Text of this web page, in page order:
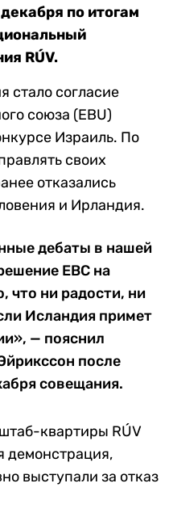
​​по итогам
RÚV.
стало согласие
союза (EBU)
Израиль. По
своих
отказались
и Ирландия.
дебаты в нашей
ЕВС на
что ни радости, ни
Исландия примет
— пояснил
после
совещания.
квартиры RÚV
демонстрация,
выступали за отказ